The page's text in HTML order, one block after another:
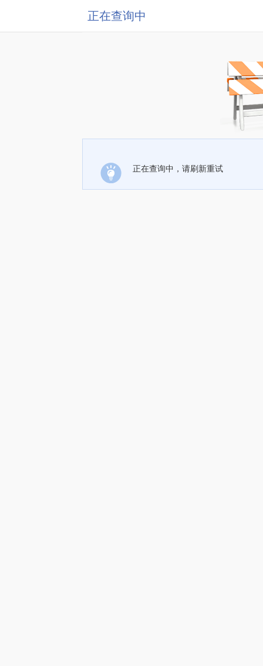
正在查询中
正在查询中，请刷新重试